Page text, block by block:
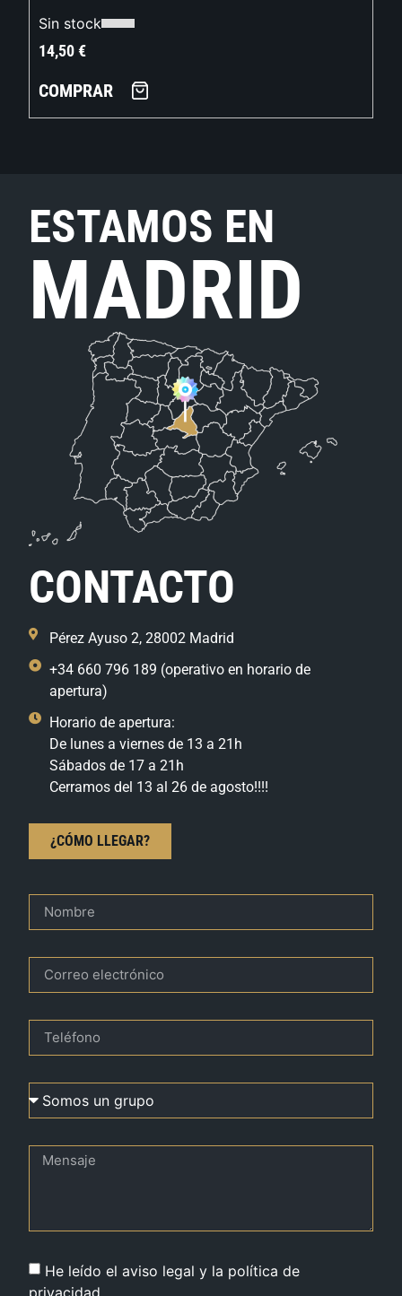
Sin stock
14,50€
COMPRAR
ESTAMOS EN
MADRID
CONTACTO
Pérez Ayuso 2, 28002 Madrid
+34 660 796 189 (operativo en horario de
apertura)
Horario de apertura:
De lunes a viernes de 13 a 21h
Sábados de 17 a 21h
Cerramos del 13 al 26 de agosto!!!!
¿CÓMO LLEGAR?
He leído el aviso legal y la política de
privacidad